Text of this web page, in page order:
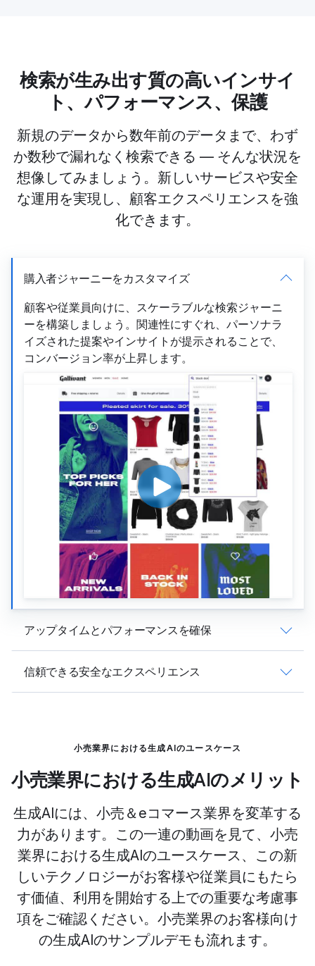
検索が生み出す質の高いインサイ
ト、パフォーマンス、保護
新規のデータから数年前のデータまで、わず
か数秒で漏れなく検索できる ― そんな状況を
想像してみましょう。新しいサービスや安全
な運用を実現し、顧客エクスペリエンスを強
化できます。
購入者ジャーニーをカスタマイズ
顧客や従業員向けに、スケーラブルな検索ジャーニ
ーを構築しましょう。関連性にすぐれ、パーソナラ
イズされた提案やインサイトが提示されることで、
コンバージョン率が上昇します。
アップタイムとパフォーマンスを確保
信頼できる安全なエクスペリエンス
小売業界における生成AIのユースケース
小売業界における生成AIのメリット
生成AIには、小売＆eコマース業界を変革する
力があります。この一連の動画を見て、小売
業界における生成AIのユースケース、この新
しいテクノロジーがお客様や従業員にもたら
す価値、利用を開始する上での重要な考慮事
項をご確認ください。小売業界のお客様向け
の生成AIのサンプルデモも流れます。